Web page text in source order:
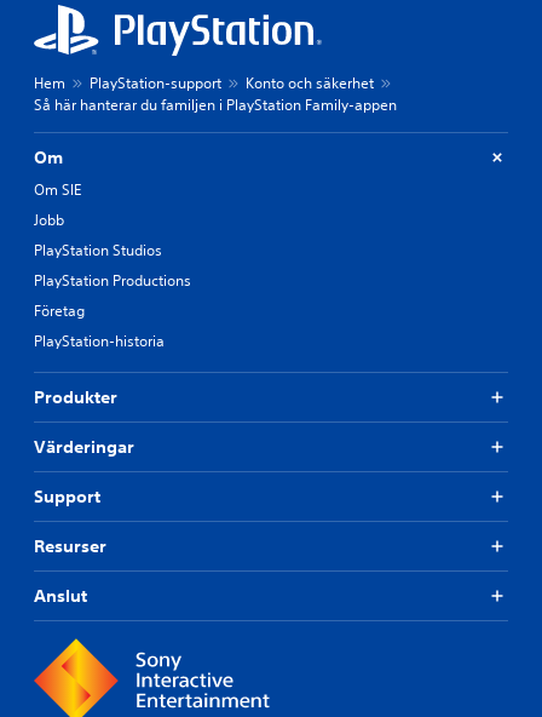
Hem PlayStation-support
Konto och säkerhet
Så här hanterar du familjen i PlayStation Family-appen
Om
Om SIE
Jobb
PlayStation Studios
PlayStation Productions
Företag
PlayStation-historia
Produkter
Värderingar
Support
Resurser
Anslut